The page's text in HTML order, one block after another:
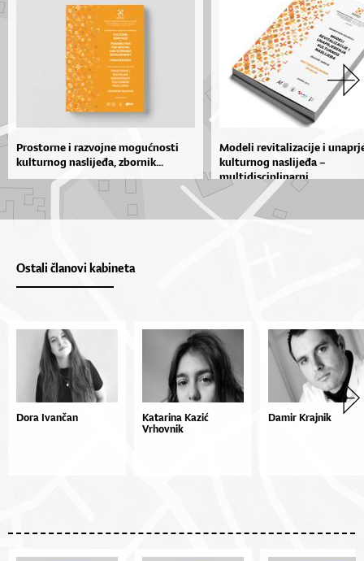
Prostorne i razvojne mogućnosti
kulturnog naslijeđa, zbornik...
Modeli revitalizacije i
kulturnog naslijeđa –
multidisciplinarni...
Ostali članovi kabineta
Dora Ivančan
Katarina Kazić
Vrhovnik
Damir Krajnik